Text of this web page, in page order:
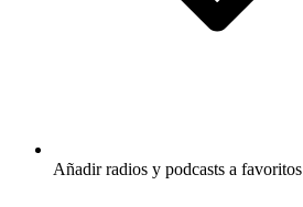
Añadir radios y podcasts a favoritos